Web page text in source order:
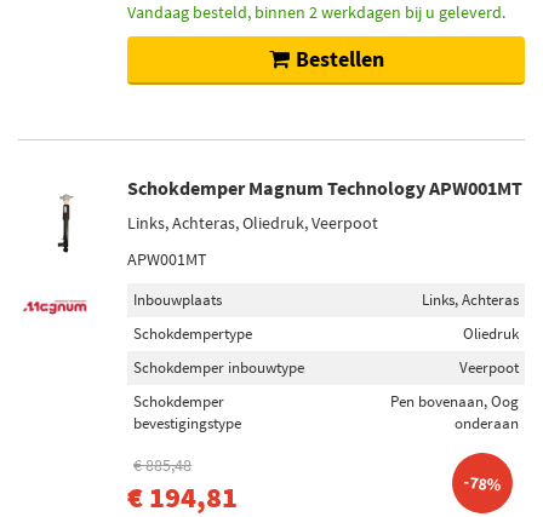
Vandaag besteld, binnen 2 werkdagen bij u geleverd.
Bestellen
Schokdemper Magnum Technology APW001MT
Links, Achteras, Oliedruk, Veerpoot
APW001MT
Inbouwplaats
Links, Achteras
Schokdempertype
Oliedruk
Schokdemper inbouwtype
Veerpoot
Schokdemper
bevestigingstype
Pen bovenaan, Oog
onderaan
€ 885,48
€ 194,81 -78%